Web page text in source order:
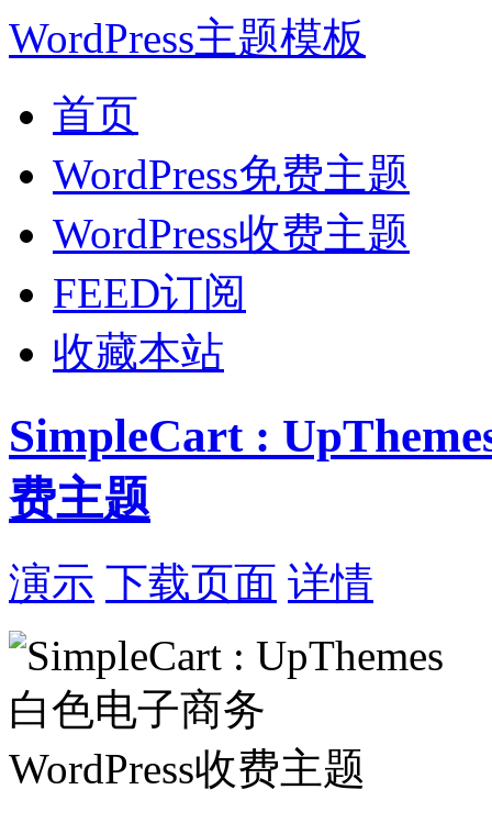
WordPress主题模板
首页
WordPress免费主题
WordPress收费主题
FEED订阅
收藏本站
SimpleCart :
费主题
演示 下载页面 详情